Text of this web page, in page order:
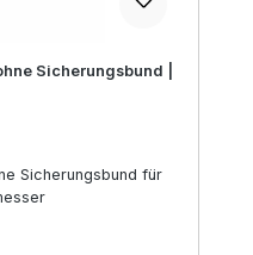
Sicherungsbund |
Sicherungsbund für